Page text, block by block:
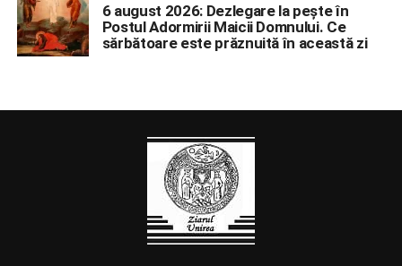
6 august 2026: Dezlegare la pește în
Postul Adormirii Maicii Domnului. Ce
sărbătoare este prăznuită în această zi